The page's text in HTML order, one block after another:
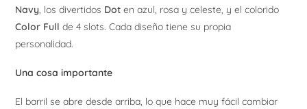
Navy, los divertidos Dot en azul, rosa y celeste, y el colorido
Color Full de 4 slots. Cada diseño tiene su propia
personalidad.
Una cosa importante
El barril se abre desde arriba, lo que hace muy fácil cambiar